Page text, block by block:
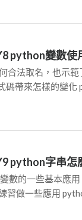
python變數使
合法取名，也示
碼帶來怎樣的變化
python字串怎
數的一些基本應
做一些應用